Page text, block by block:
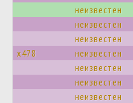
неизвестен
неизвестен
неизвестен
х478 неизвестен
неизвестен
неизвестен
неизвестен